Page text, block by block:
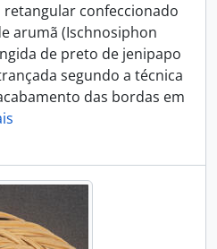
confeccionado
arumã (Ischnosiphon
de preto de jenipapo
segundo a técnica
das bordas em